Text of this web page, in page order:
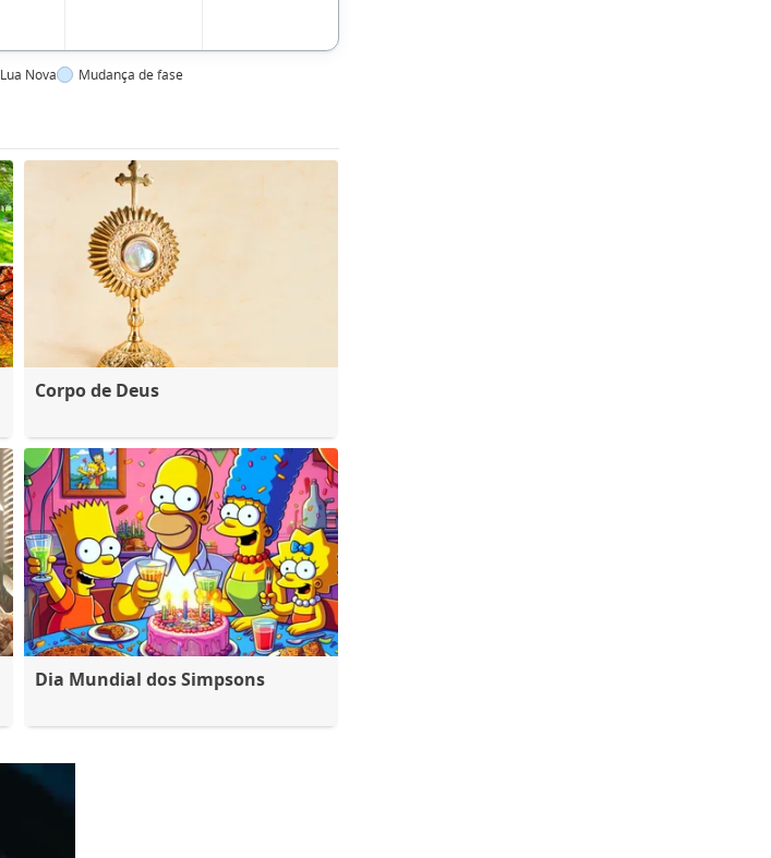
Lua Nova Mudança de fase
Corpo de Deus
Dia Mundial dos Simpsons